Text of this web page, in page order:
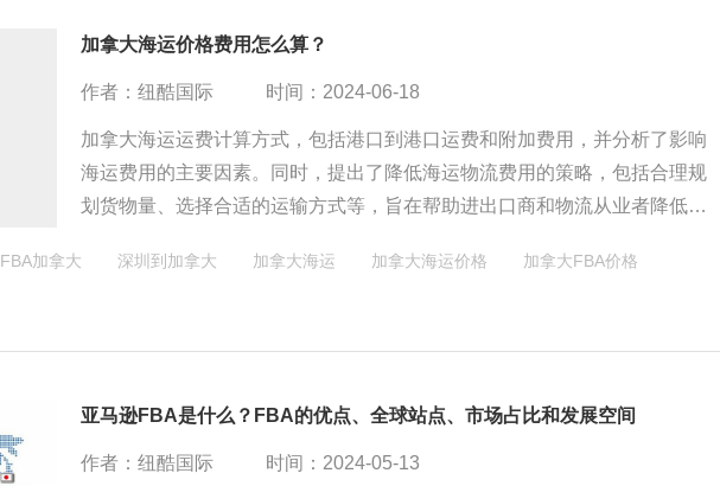
加拿大海运价格费用怎么算？
作者：纽酷国际 时间：2024-06-18
加拿大海运运费计算方式，包括港口到港口运费和附加费用，并分析了影响
海运费用的主要因素。同时，提出了降低海运物流费用的策略，包括合理规
划货物量、选择合适的运输方式等，旨在帮助进出口商和物流从业者降低运
FBA加拿大 深圳到加拿大 加拿大海运 加拿大海运价格
加拿大FBA价格
亚马逊FBA是什么？FBA的优点、全球站点、市场占比和发展空间
作者：纽酷国际 时间：2024-05-13